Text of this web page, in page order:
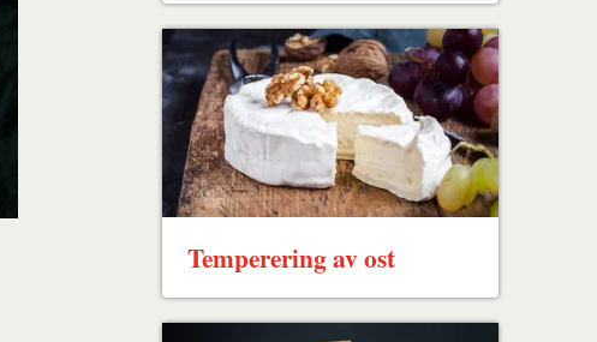
Temperering av ost